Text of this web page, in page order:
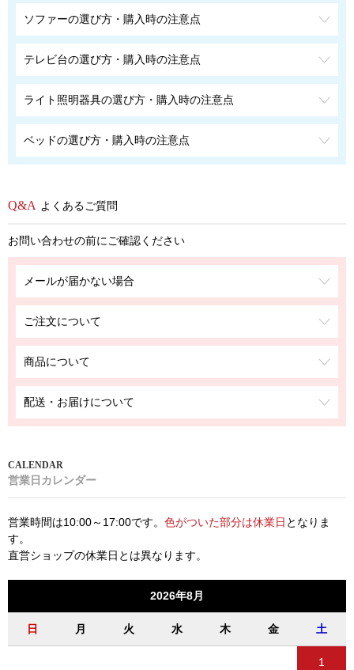
ソファーの選び方・購入時の注意点
テレビ台の選び方・購入時の注意点
ライト照明器具の選び方・購入時の注意点
ベッドの選び方・購入時の注意点
よくあるご質問
お問い合わせの前にご確認ください
メールが届かない場合
ご注文について
商品について
配送・お届けについて
営業日カレンダー
営業時間は10:00～17:00です。 色がついた部分は休業日 となりま
す。
直営ショップの休業日とは異なります。
2026年8月
日 月 火 水 木 金 土
1